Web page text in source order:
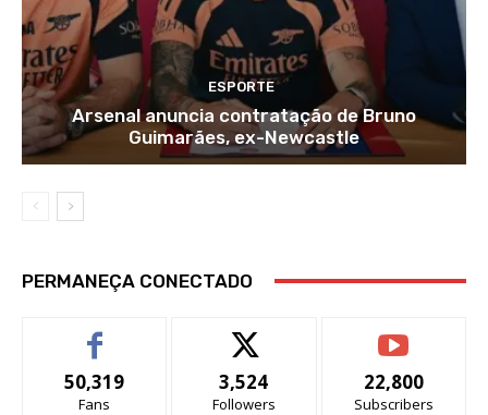
ESPORTE
Arsenal anuncia contratação de Bruno
Guimarães, ex-Newcastle
PERMANEÇA CONECTADO
50,319
Fans
3,524
Followers
22,800
Subscribers